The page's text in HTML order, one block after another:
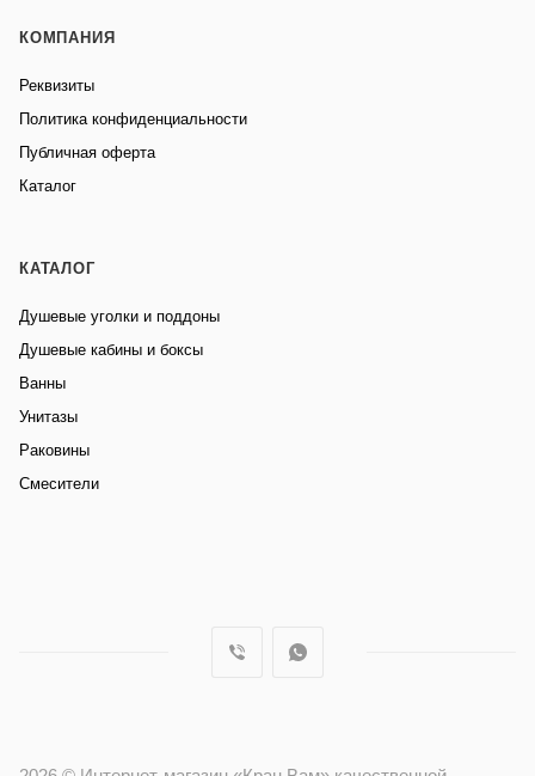
КОМПАНИЯ
Реквизиты
Политика конфиденциальности
Публичная оферта
Каталог
КАТАЛОГ
Душевые уголки и поддоны
Душевые кабины и боксы
Ванны
Унитазы
Раковины
Смесители